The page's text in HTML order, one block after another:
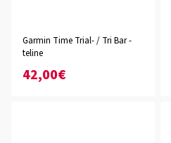
Garmin Time Trial- / Tri Bar -
teline
42,00€